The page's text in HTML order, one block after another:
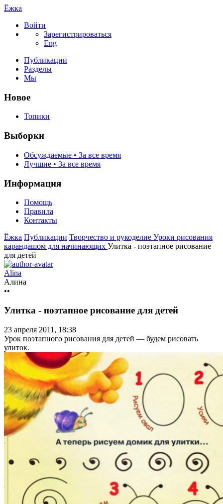
Ёжка
Войти
Зарегистрироваться
Eng
Публикации
Разделы
Мы
Новое
Топики
Выборки
Обсуждаемые • За все время
Лучшие • За все время
Информация
Помощь
Правила
Контакты
Ёжка Публикации Творчество и рукоделие Уроки рисования
карандашом для начинающих Улитка - поэтапное рисование
для детей
Alina
Алина
••
Улитка - поэтапное рисование для детей
23 апреля 2011, 18:38
Урок поэтапного рисования для детей — будем рисовать
улиток.